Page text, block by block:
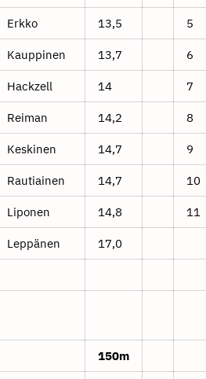
Erkko 13,5 5
Kauppinen 13,7 6
Hackzell 14 7
Reiman 14,2 8
Keskinen 14,7 9
Rautiainen 14,7 10
Liponen 14,8 11
Leppänen 17,0
150m